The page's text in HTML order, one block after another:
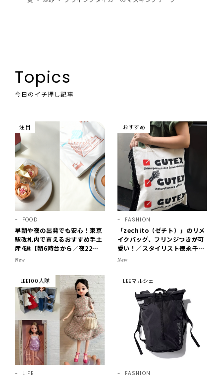
Topics
今日のイチ押し記事
注目
FOOD
早朝や夜の出発でも安心！東京
駅改札内で買えるおすすめ手土
産4選【朝6時台から／夜22時
まで営業】
New
おすすめ
FASHION
「zechito（ゼチト）」のリメ
イクバッグ、フリンジつきが可
愛い！／スタイリスト徳永千夏
さん【おやこども名品】
New
LEE100人隊
LIFE
LEEマルシェ
FASHION